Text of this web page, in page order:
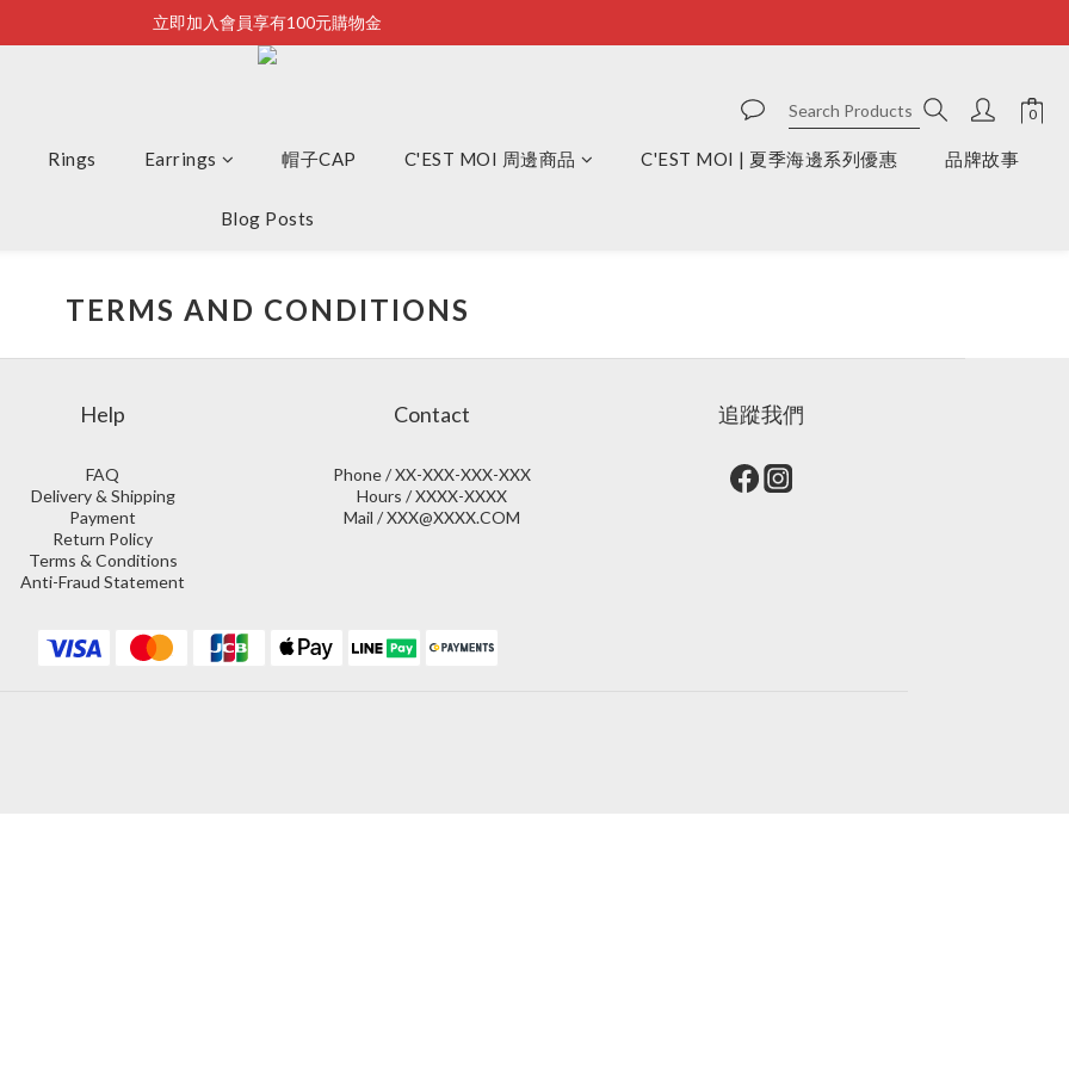
Bonjour~
立即加入會員享有100元購物金
全店滿2500即享免運
Rings Earrings 帽子CAP C'EST MOI 周邊商品 C'EST MOI | 夏季海邊系列優惠 品牌故事
Blog Posts
TERMS AND CONDITIONS
Help
FAQ
Delivery & Shipping
Payment
Return Policy
Terms & Conditions
Anti-Fraud Statement
Contact
Phone / XX-XXX-XXX-XXX
Hours / XXXX-XXXX
Mail / XXX@XXXX.COM
追蹤我們